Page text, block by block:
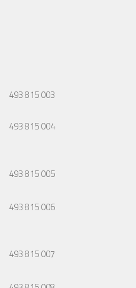
493 815 003
493 815 004
493 815 005
493 815 006
493 815 007